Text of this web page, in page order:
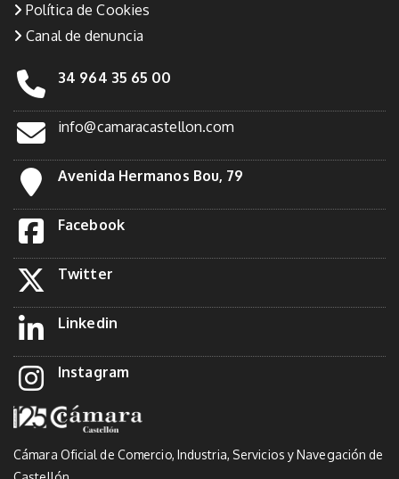
Política de Cookies
Canal de denuncia
34 964 35 65 00
info@camaracastellon.com
Avenida Hermanos Bou, 79
Facebook
Twitter
Linkedin
Instagram
Cámara Oficial de Comercio, Industria, Servicios y Navegación de